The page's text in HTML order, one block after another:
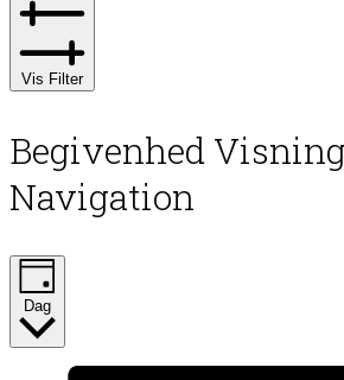
Vis Filter
Begivenhed
Navigation
Dag